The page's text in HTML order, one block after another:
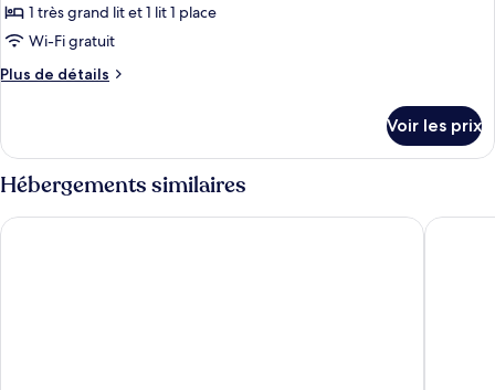
1 très grand lit et 1 lit 1 place
Wi-Fi gratuit
Plus de détails
Plus
le
type
de
chambre
Chambre
Voir les prix
Hébergements similaires
T+ Premium Hotel The